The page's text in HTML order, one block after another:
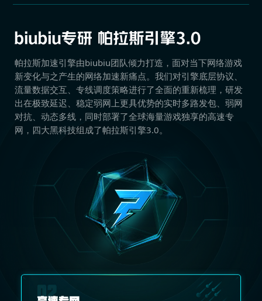
帕拉斯加速引擎由biubiu团队倾力打造，面对当下网络游戏
新变化与之产生的网络加速新痛点。我们对引擎底层协议、
流量数据交互、专线调度策略进行了全面的重新梳理，研发
出在极致延迟、稳定弱网上更具优势的实时多路发包、弱网
对抗、动态多线，同时部署了全球海量游戏独享的高速专
网，四大黑科技组成了帕拉斯引擎3.0。